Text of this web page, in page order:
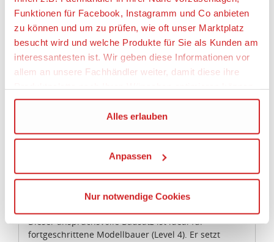
Funktionen für Facebook, Instagramm und Co anbieten
zu können und um zu prüfen, wie oft unser Marktplatz
besucht wird und welche Produkte für Sie als Kunden am
interessantesten ist. Wir geben diese Informationen vor
allem an unsere Fachhändler weiter, damit diese ihre
Wir verwenden den Google Tag Manager um weitere
Dienste einzubinden.
Wenn Sie auf „Alles erlauben“, klicken, werden ein Teil
Ihrer personenbezogener Daten in die USA übertragen.
Die USA ist ein Drittland, dass nicht von einem
Kommission erfasst wird, und daher kein angemessenes
Alles erlauben
Anpassen
Nur notwendige Cookies
Offroad-Extras wie Überrollkäfig, Benzinkanister
Völlig neue Abziehbilder inkl. Golden Eagle- und
Renegade-Designs
Umfangreiche Detailmarkierungen für ein
individuelles Streifenpaket
Besondere Merkmale:
authentische Allradantriebselemente
Individualisierbare Designoptionen mit Golden
Vielfältige optionale Teile für eine individuelle
Offroad-Gestaltung
Detailtreue
Dieser anspruchsvolle Bausatz ist ideal für
fortgeschrittene Modellbauer (Level 4). Er setzt